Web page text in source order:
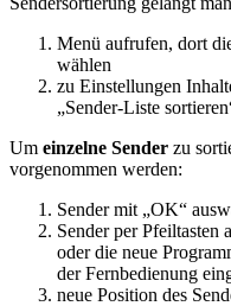
Menü aufrufen, dort
wählen
zu Einstellungen
„Sender-Liste
Um einzelne Sender zu
vorgenommen werden:
Sender mit „OK“
Sender per Pfeiltasten
oder die neue
der Fernbedienung
neue Position des